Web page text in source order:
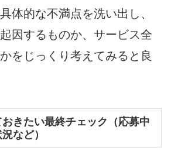
体的な不満点を洗い出し、
因するものか、サービス全
をじっくり考えてみると良
きたい最終チェック（応募中
など）